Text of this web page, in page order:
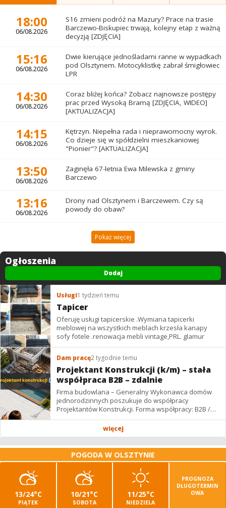
18:00
06/08.2026
S16 zmieni podróż na Mazury? Prace na trasie
Barczewo-Biskupiec trwają, kolejny etap z ważną
decyzją [ZDJĘCIA]
15:16
06/08.2026
Dwie kierujące jednośladami ranne w wypadkach
pod Olsztynem. Motocyklistkę zabrał śmigłowiec
LPR
14:30
06/08.2026
Coraz bliżej końca? Zobacz najnowsze postępy
prac przed Wysoką Bramą [ZDJĘCIA, WIDEO]
[AKTUALIZACJA]
14:15
06/08.2026
Kętrzyn. Niepełna rada i nieprawomocny wyrok.
Co dzieje się w spółdzielni mieszkaniowej
"Pionier"? [AKTUALIZACJA]
13:50
06/08.2026
Zaginęła 67-letnia Ewa Milewska z gminy
Barczewo
13:16
06/08.2026
Drony nad Olsztynem i Barczewem. Czy są
powody do obaw?
Pokaż więcej
Ogłoszenia
Dodaj
Usługi1 tydzień temu
Tapicer
Oferuję usługi tapicerskie .Wymiana tapicerki
meblowej na wszystkich meblach krzesła kanapy
sofy fotele .renowacja mebli vintage,PRL. glamur
Dam pracę2 tygodnie temu
Projektant Konstrukcji (k/m) – stała
współpraca B2B – zdalnie
Firma budowlana – Generalny Wykonawca domów
jednorodzinnych poszukuje do współpracy
Projektantów Konstrukcji. Forma współpracy: B2B /
podwykonawstwo – zdalnie. Wynagrodzenie: ✔
więcej
POGODA W OLSZTYNIE
13/24°C
PIĄTEK
10/21°C
SOBOTA
11/25°C
NIEDZIELA
PROGNOZA
DŁUGOTERMIN
OWA